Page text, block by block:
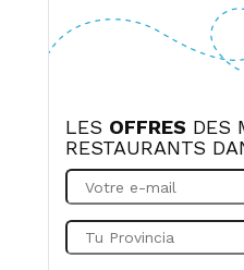
LES OFFRES DES
RESTAURANTS